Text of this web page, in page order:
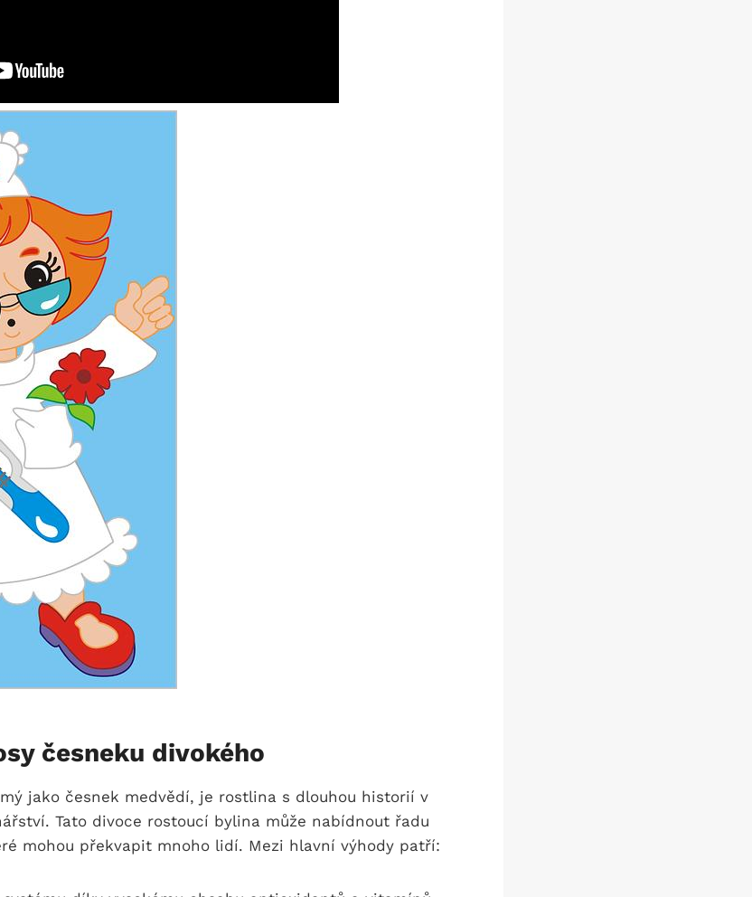
česneku divokého
jako česnek ‍medvědí, je rostlina s dlouhou historií v
Tato divoce rostoucí bylina ‍může nabídnout řadu
mohou překvapit ⁢mnoho ‍lidí. Mezi‌ hlavní výhody patří: